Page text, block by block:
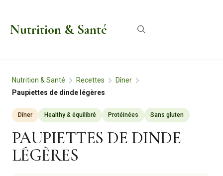
Nutrition & Santé
Nutrition & Santé Recettes
Dîner
Paupiettes de dinde légères
Dîner Healthy & équilibré Protéinées Sans gluten
PAUPIETTES DE DINDE
LÉGÈRES